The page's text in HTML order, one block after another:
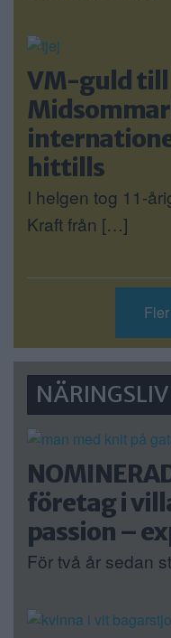
VM-guld till
hittills
I helgen tog 11-
Kraft från […]
NÄRINGSLIV
företag i
passion –
För två år sedan